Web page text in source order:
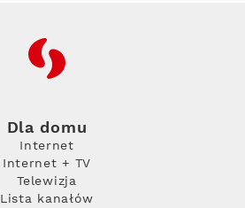
RFC
Dla domu
Internet
Internet + TV
Telewizja
Lista kanałów